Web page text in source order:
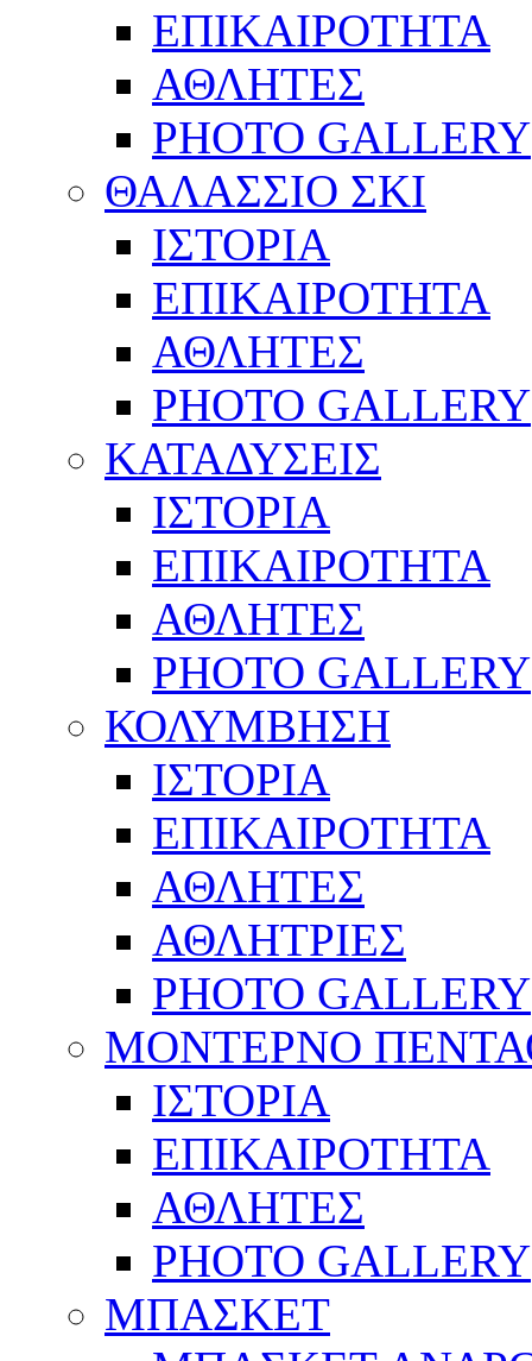
ΕΠΙΚΑΙΡΟΤΗΤΑ
ΑΘΛΗΤΕΣ
PHOTO GALLERY
ΘΑΛΑΣΣΙΟ ΣΚΙ
ΙΣΤΟΡΙΑ
ΕΠΙΚΑΙΡΟΤΗΤΑ
ΑΘΛΗΤΕΣ
PHOTO GALLERY
ΚΑΤΑΔΥΣΕΙΣ
ΙΣΤΟΡΙΑ
ΕΠΙΚΑΙΡΟΤΗΤΑ
ΑΘΛΗΤΕΣ
PHOTO GALLERY
ΚΟΛΥΜΒΗΣΗ
ΙΣΤΟΡΙΑ
ΕΠΙΚΑΙΡΟΤΗΤΑ
ΑΘΛΗΤΕΣ
ΑΘΛΗΤΡΙΕΣ
PHOTO GALLERY
ΜΟΝΤΕΡΝΟ
ΙΣΤΟΡΙΑ
ΕΠΙΚΑΙΡΟΤΗΤΑ
ΑΘΛΗΤΕΣ
PHOTO GALLERY
ΜΠΑΣΚΕΤ